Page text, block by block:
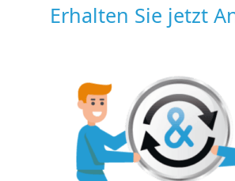
Erhalten Sie jetzt